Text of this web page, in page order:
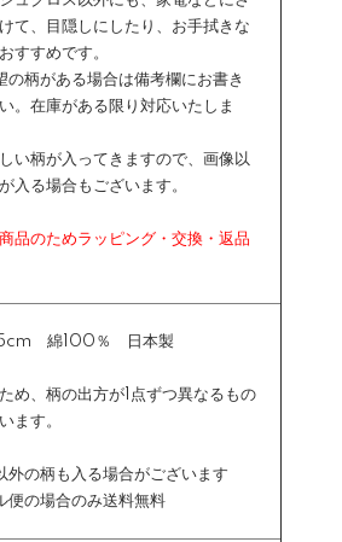
て、目隠しにしたり、お手拭きな
すすめです。
の柄がある場合は備考欄にお書き
。在庫がある限り対応いたしま
い柄が入ってきますので、画像以
入る場合もございます。
品のためラッピング・交換・返品
綿100％ 日本製
め、柄の出方が1点ずつ異なるもの
ます。
外の柄も入る場合がございます
便の場合のみ送料無料